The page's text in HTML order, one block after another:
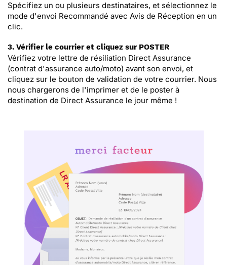
Spécifiez un ou plusieurs destinataires, et sélectionnez le
mode d'envoi Recommandé avec Avis de Réception en un
clic.
3. Vérifier le courrier et cliquez sur POSTER
Vérifiez votre lettre de résiliation Direct Assurance
(contrat d'assurance auto/moto) avant son envoi, et
cliquez sur le bouton de validation de votre courrier. Nous
nous chargerons de l'imprimer et de le poster à
destination de Direct Assurance le jour même !